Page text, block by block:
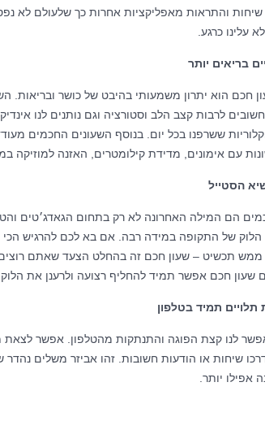
שיחות והתראות מאפליקציות אחרות כך שלעולם לא
עלינו כרגע.
בריאים יותר
חכם הוא יתרון משמעותי בהיבט של כושר ובריאות.
לרבות קצב הלב וסטורציה וגם נותנים לנו
ששרפנו בכל יום. בנוסף השעונים החכמים
עם אימונים, מדידת קילומטרים, האזנה למוזיקה
הסטייל
הם המילה האחרונה לא רק בתחום הגאדג׳טים
הלוק של התקופה במידה רבה. אם בא לכם להרגיש הכי
ממש תכשיט – שעון חכם זה בהחלט הצעד שאתם רוצים
שעון חכם אפשר תמיד להחליף רצועה ולרענן את הלוק
תלויים תמיד בטלפון
לנו קצת הפוגה והתנתקות מהטלפון. אפשר לצאת
שיחות או הודעות חשובות. זהו אביזר משלים
אפילו יותר.